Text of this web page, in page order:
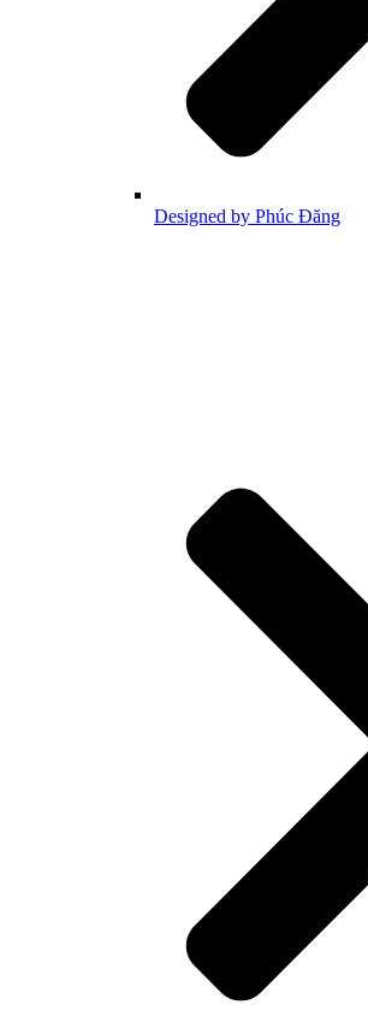
Designed by Phúc Đăng